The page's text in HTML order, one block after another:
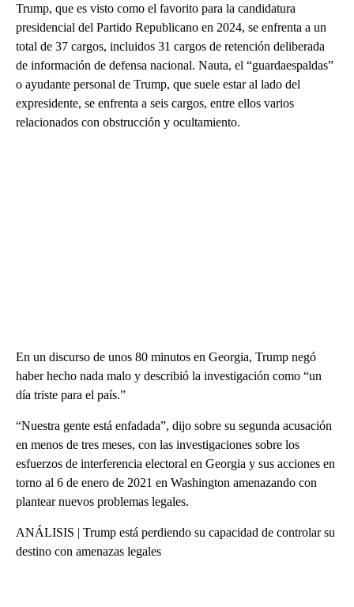
Trump, que es visto como el favorito para la candidatura
presidencial del Partido Republicano en 2024, se enfrenta a un
total de 37 cargos, incluidos 31 cargos de retención deliberada
de información de defensa nacional. Nauta, el “guardaespaldas”
o ayudante personal de Trump, que suele estar al lado del
expresidente, se enfrenta a seis cargos, entre ellos varios
relacionados con obstrucción y ocultamiento.
En un discurso de unos 80 minutos en Georgia, Trump negó
haber hecho nada malo y describió la investigación como “un
día triste para el país.”
“Nuestra gente está enfadada”, dijo sobre su segunda acusación
en menos de tres meses, con las investigaciones sobre los
esfuerzos de interferencia electoral en Georgia y sus acciones en
torno al 6 de enero de 2021 en Washington amenazando con
plantear nuevos problemas legales.
ANÁLISIS | Trump está perdiendo su capacidad de controlar su
destino con amenazas legales